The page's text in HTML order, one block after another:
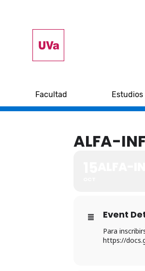
Facultad Estudios
ALFA-
Event
Para
https://